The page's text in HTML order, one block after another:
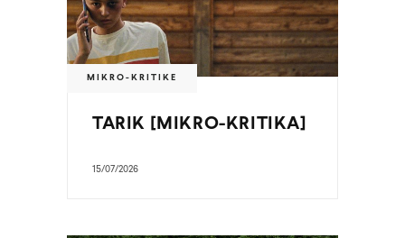
MIKRO-KRITIKE
TARIK [MIKRO-KRITIKA]
15/07/2026